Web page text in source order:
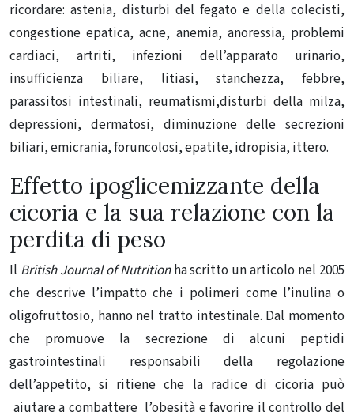
ricordare: astenia, disturbi del fegato e della colecisti,
congestione epatica, acne, anemia, anoressia, problemi
cardiaci, artriti, infezioni dell’apparato urinario,
insufficienza biliare, litiasi, stanchezza, febbre,
parassitosi intestinali, reumatismi,disturbi della milza,
depressioni, dermatosi, diminuzione delle secrezioni
biliari, emicrania, foruncolosi, epatite, idropisia, ittero.
Effetto ipoglicemizzante della
cicoria e la sua relazione con la
perdita di peso
Il British Journal of Nutritionha scritto un articolo nel 2005
che descrive l’impatto che i polimeri come l’inulina o
oligofruttosio, hanno nel tratto intestinale. Dal momento
che promuove la secrezione di alcuni peptidi
gastrointestinali responsabili della regolazione
dell’appetito, si ritiene che la radice di cicoriapuò
aiutare a combattere l’obesità e favorire il controllo del